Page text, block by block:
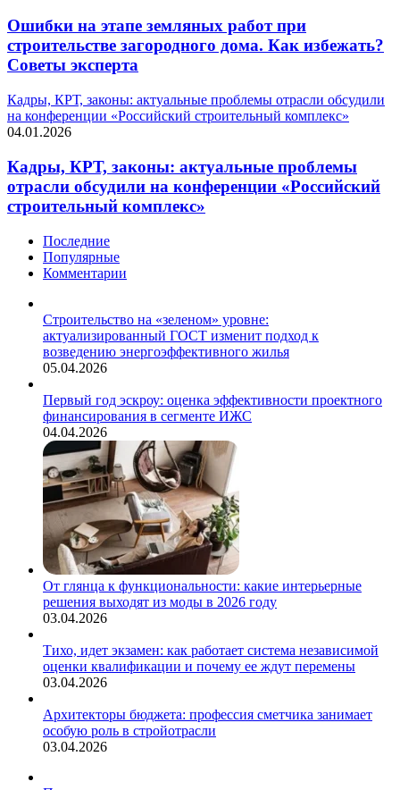
Ошибки на этапе земляных работ при
строительстве загородного дома. Как избежать?
Советы эксперта
Кадры, КРТ, законы: актуальные проблемы отрасли обсудили
на конференции «Российский строительный комплекс»
04.01.2026
Кадры, КРТ, законы: актуальные проблемы
отрасли обсудили на конференции «Российский
строительный комплекс»
Последние
Популярные
Комментарии
Строительство на «зеленом» уровне:
актуализированный ГОСТ изменит подход к
возведению энергоэффективного жилья
05.04.2026
Первый год эскроу: оценка эффективности проектного
финансирования в сегменте ИЖС
04.04.2026
От глянца к функциональности: какие интерьерные
решения выходят из моды в 2026 году
03.04.2026
Тихо, идет экзамен: как работает система независимой
оценки квалификации и почему ее ждут перемены
03.04.2026
Архитекторы бюджета: профессия сметчика занимает
особую роль в стройотрасли
03.04.2026